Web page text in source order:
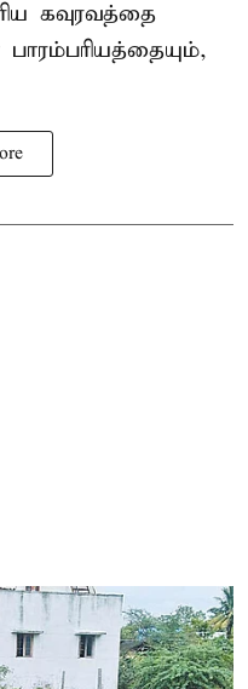
கவுரவத்தை
பாரம்பரியத்தையும்,